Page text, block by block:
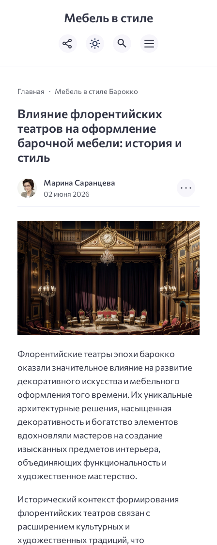
Мебель в стиле
Главная Мебель в стиле Барокко
Влияние флорентийских
театров на оформление
барочной мебели: история и
стиль
Марина Саранцева
02 июня 2026
Флорентийские театры эпохи барокко
оказали значительное влияние на развитие
декоративного искусства и мебельного
оформления того времени. Их уникальные
архитектурные решения, насыщенная
декоративность и богатство элементов
вдохновляли мастеров на создание
изысканных предметов интерьера,
объединяющих функциональность и
художественное мастерство.
Исторический контекст формирования
флорентийских театров связан с
расширением культурных и
художественных традиций, что